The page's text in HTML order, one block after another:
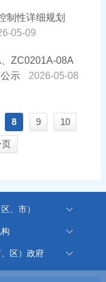
制性详细规划
05-09
ZC0201A-08A
示
2026-05-08
8 9 10
页
、市）
区）政府